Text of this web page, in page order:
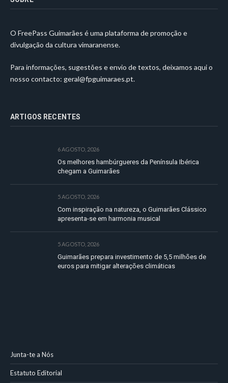
O FreePass Guimarães é uma plataforma de promoção e
divulgação da cultura vimaranense.
Para informações, sugestões e envio de textos, deixamos aqui o
nosso contacto: geral@fpguimaraes.pt.
ARTIGOS RECENTES
6 AGOSTO, 2026
Os melhores hambúrgueres da Península Ibérica
chegam a Guimarães
5 AGOSTO, 2026
Com inspiração na natureza, o Guimarães Clássico
apresenta-se em harmonia musical
5 AGOSTO, 2026
Guimarães prepara investimento de 5,5 milhões de
euros para mitigar alterações climáticas
Junta-te a Nós
Estatuto Editorial